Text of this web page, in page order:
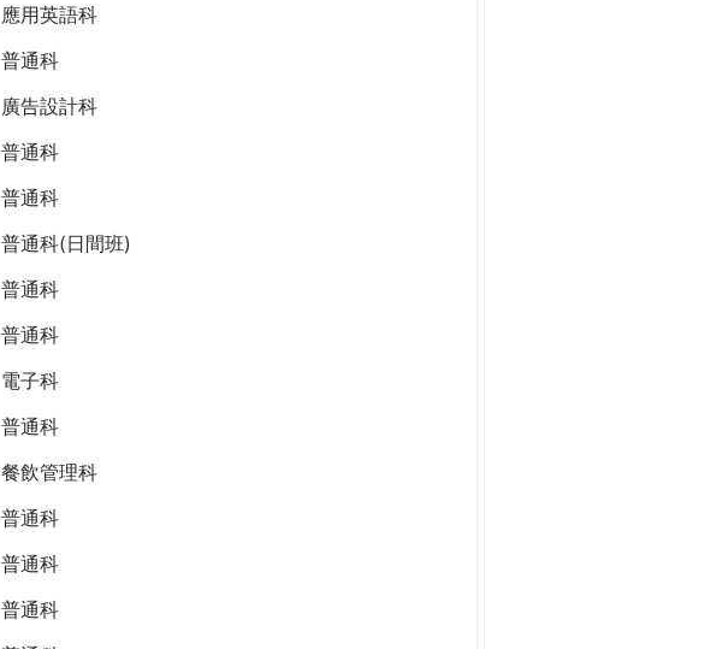
應用英語科
普通科
廣告設計科
普通科
普通科
普通科(日間班)
普通科
普通科
電子科
普通科
餐飲管理科
普通科
普通科
普通科